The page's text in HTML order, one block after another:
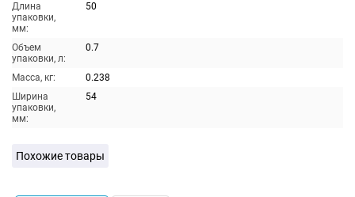
Длина
упаковки,
мм:
50
Объем
упаковки, л:
0.7
Масса, кг:
0.238
Ширина
упаковки,
мм:
54
Похожие товары